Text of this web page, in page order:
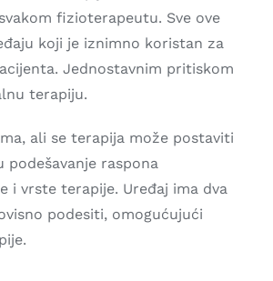
fizioterapeutu. Sve ove
koji je iznimno koristan za
Jednostavnim pritiskom
terapiju.
ali se terapija može postaviti
raspona
i vrste terapije. Uređaj ima dva
podesiti, omogućujući